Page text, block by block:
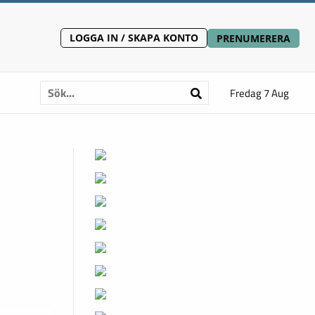
LOGGA IN / SKAPA KONTO PRENUMERERA
Fredag 7 Aug